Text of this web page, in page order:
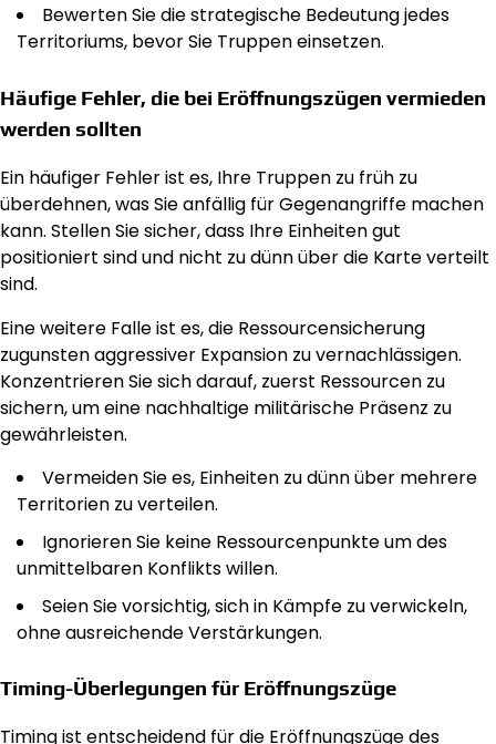
Bewerten Sie die strategische Bedeutung jedes
Territoriums, bevor Sie Truppen einsetzen.
Häufige Fehler, die bei Eröffnungszügen vermieden
werden sollten
Ein häufiger Fehler ist es, Ihre Truppen zu früh zu
überdehnen, was Sie anfällig für Gegenangriffe machen
kann. Stellen Sie sicher, dass Ihre Einheiten gut
positioniert sind und nicht zu dünn über die Karte verteilt
sind.
Eine weitere Falle ist es, die Ressourcensicherung
zugunsten aggressiver Expansion zu vernachlässigen.
Konzentrieren Sie sich darauf, zuerst Ressourcen zu
sichern, um eine nachhaltige militärische Präsenz zu
gewährleisten.
Vermeiden Sie es, Einheiten zu dünn über mehrere
Territorien zu verteilen.
Ignorieren Sie keine Ressourcenpunkte um des
unmittelbaren Konflikts willen.
Seien Sie vorsichtig, sich in Kämpfe zu verwickeln,
ohne ausreichende Verstärkungen.
Timing-Überlegungen für Eröffnungszüge
Timing ist entscheidend für die Eröffnungszüge des